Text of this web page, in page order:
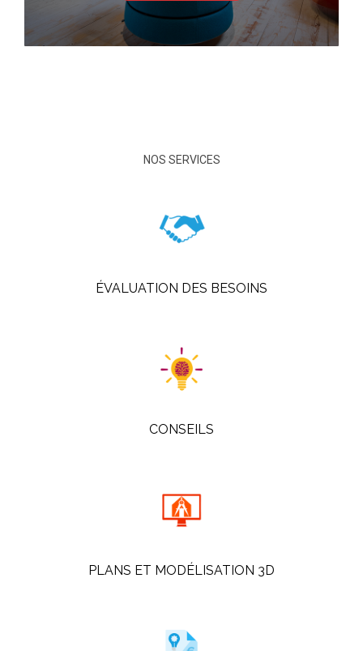
NOS SERVICES
ÉVALUATION DES BESOINS
CONSEILS
PLANS ET MODÉLISATION 3D